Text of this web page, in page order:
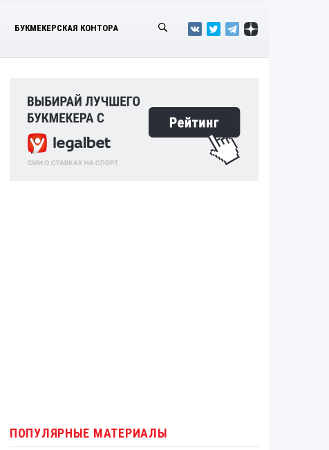
БУКМЕКЕРСКАЯ КОНТОРА
ПОПУЛЯРНЫЕ МАТЕРИАЛЫ